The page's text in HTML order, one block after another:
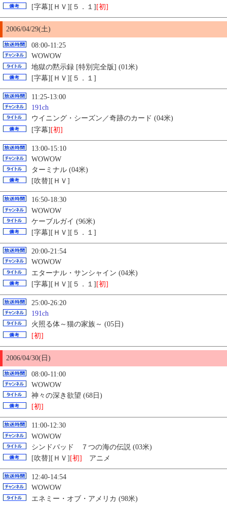
[字幕][ＨＶ][５．１] [初]
2006/04/29(土)
08:00-11:25
WOWOW
地獄の黙示録 [特別完全版] (01米)
[字幕][ＨＶ][５．１]
11:25-13:00
191ch
ウイニング・シーズン／奇跡のカード (04米)
[字幕][初]
13:00-15:10
WOWOW
ターミナル (04米)
[吹替][ＨＶ]
16:50-18:30
WOWOW
ケーブルガイ (96米)
[字幕][ＨＶ][５．１]
20:00-21:54
WOWOW
エターナル・サンシャイン (04米)
[字幕][ＨＶ][５．１] [初]
25:00-26:20
191ch
火照る体～猫の家族～ (05日)
[初]
2006/04/30(日)
08:00-11:00
WOWOW
神々の深き欲望 (68日)
[初]
11:00-12:30
WOWOW
シンドバッド ７つの海の伝説 (03米)
[吹替][ＨＶ] [初] アニメ
12:40-14:54
WOWOW
エネミー・オブ・アメリカ (98米)